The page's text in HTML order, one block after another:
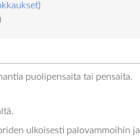
)
puolipensaita tai pensaita.
ulkoisesti palovammoihin ja